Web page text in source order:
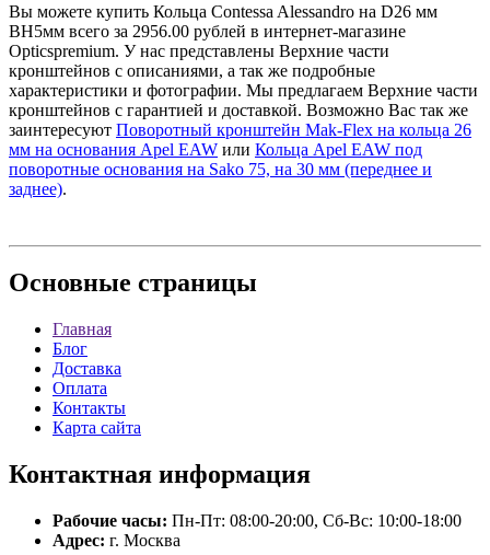
Вы можете купить Кольца Contessa Alessandro на D26 мм
BH5мм всего за 2956.00 рублей в интернет-магазине
Opticspremium. У нас представлены Верхние части
кронштейнов с описаниями, а так же подробные
характеристики и фотографии. Мы предлагаем Верхние части
кронштейнов с гарантией и доставкой. Возможно Вас так же
заинтересуют Поворотный кронштейн Mak-Flex на кольца 26
мм на основания Apel EAW или Кольца Apel EAW под
поворотные основания на Sako 75, на 30 мм (переднее и
заднее).
Основные страницы
Главная
Блог
Доставка
Оплата
Контакты
Карта сайта
Контактная информация
Рабочие часы: Пн-Пт: 08:00-20:00, Сб-Вс: 10:00-18:00
Адрес: г. Москва